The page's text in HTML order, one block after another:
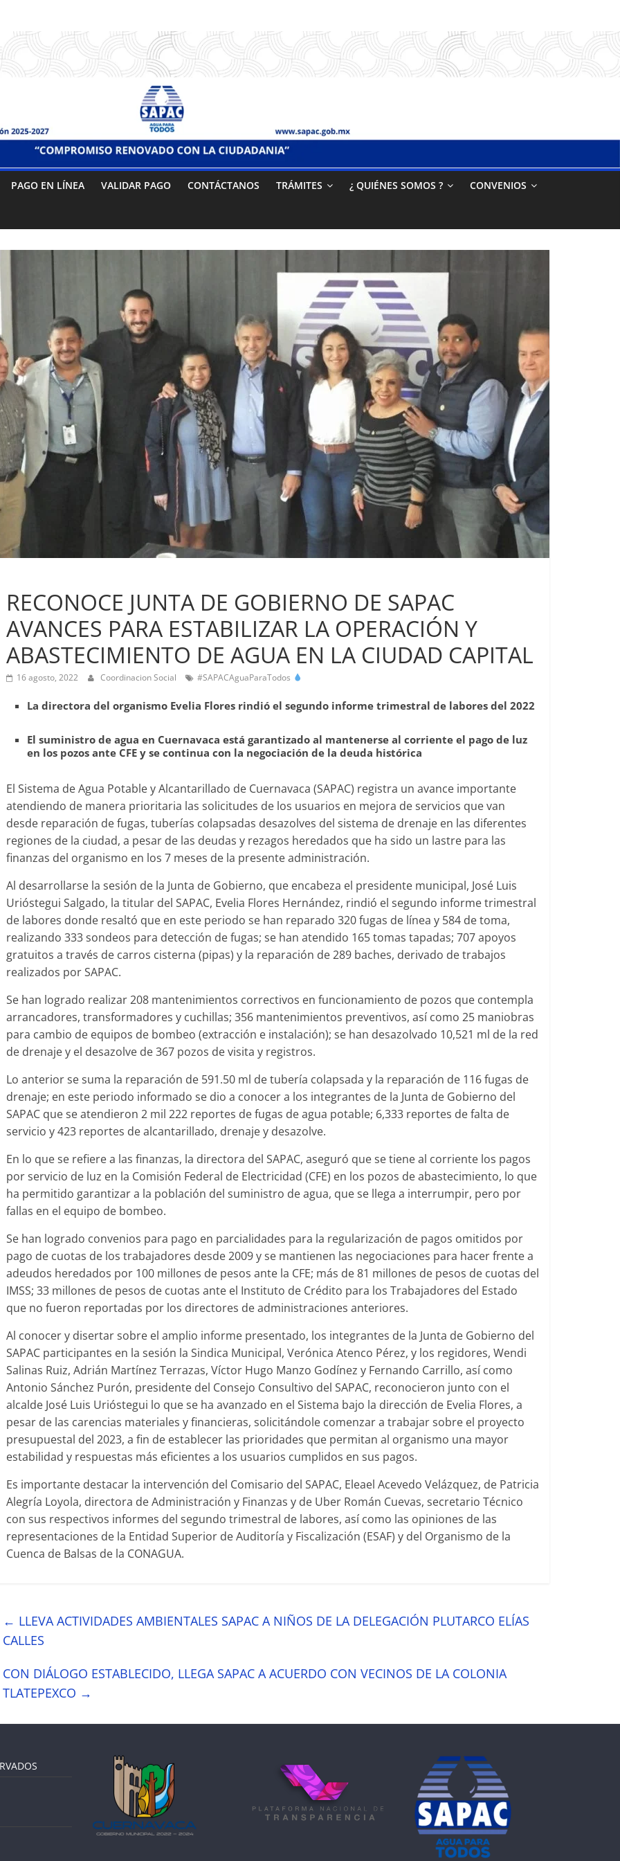
PAGO EN LÍNEA VALIDAR PAGO CONTÁCTANOS TRÁMITES ¿ QUIÉNES SOMOS ? CONVENIOS
RECONOCE JUNTA DE GOBIERNO DE SAPAC
AVANCES PARA ESTABILIZAR LA OPERACIÓN Y
ABASTECIMIENTO DE AGUA EN LA CIUDAD CAPITAL
16 agosto, 2022 Coordinacion Social #SAPACAguaParaTodos
La directora del organismo Evelia Flores rindió el segundo informe trimestral de labores del 2022
El suministro de agua en Cuernavaca está garantizado al mantenerse al corriente el pago de luz
en los pozos ante CFE y se continua con la negociación de la deuda histórica
El Sistema de Agua Potable y Alcantarillado de Cuernavaca (SAPAC) registra un avance importante
atendiendo de manera prioritaria las solicitudes de los usuarios en mejora de servicios que van
desde reparación de fugas, tuberías colapsadas desazolves del sistema de drenaje en las diferentes
regiones de la ciudad, a pesar de las deudas y rezagos heredados que ha sido un lastre para las
finanzas del organismo en los 7 meses de la presente administración.
Al desarrollarse la sesión de la Junta de Gobierno, que encabeza el presidente municipal, José Luis
Urióstegui Salgado, la titular del SAPAC, Evelia Flores Hernández, rindió el segundo informe trimestral
de labores donde resaltó que en este periodo se han reparado 320 fugas de línea y 584 de toma,
realizando 333 sondeos para detección de fugas; se han atendido 165 tomas tapadas; 707 apoyos
gratuitos a través de carros cisterna (pipas) y la reparación de 289 baches, derivado de trabajos
realizados por SAPAC.
Se han logrado realizar 208 mantenimientos correctivos en funcionamiento de pozos que contempla
arrancadores, transformadores y cuchillas; 356 mantenimientos preventivos, así como 25 maniobras
para cambio de equipos de bombeo (extracción e instalación); se han desazolvado 10,521 ml de la red
de drenaje y el desazolve de 367 pozos de visita y registros.
Lo anterior se suma la reparación de 591.50 ml de tubería colapsada y la reparación de 116 fugas de
drenaje; en este periodo informado se dio a conocer a los integrantes de la Junta de Gobierno del
SAPAC que se atendieron 2 mil 222 reportes de fugas de agua potable; 6,333 reportes de falta de
servicio y 423 reportes de alcantarillado, drenaje y desazolve.
En lo que se refiere a las finanzas, la directora del SAPAC, aseguró que se tiene al corriente los pagos
por servicio de luz en la Comisión Federal de Electricidad (CFE) en los pozos de abastecimiento, lo que
ha permitido garantizar a la población del suministro de agua, que se llega a interrumpir, pero por
fallas en el equipo de bombeo.
Se han logrado convenios para pago en parcialidades para la regularización de pagos omitidos por
pago de cuotas de los trabajadores desde 2009 y se mantienen las negociaciones para hacer frente a
adeudos heredados por 100 millones de pesos ante la CFE; más de 81 millones de pesos de cuotas del
IMSS; 33 millones de pesos de cuotas ante el Instituto de Crédito para los Trabajadores del Estado
que no fueron reportadas por los directores de administraciones anteriores.
Al conocer y disertar sobre el amplio informe presentado, los integrantes de la Junta de Gobierno del
SAPAC participantes en la sesión la Sindica Municipal, Verónica Atenco Pérez, y los regidores, Wendi
Salinas Ruiz, Adrián Martínez Terrazas, Víctor Hugo Manzo Godínez y Fernando Carrillo, así como
Antonio Sánchez Purón, presidente del Consejo Consultivo del SAPAC, reconocieron junto con el
alcalde José Luis Urióstegui lo que se ha avanzado en el Sistema bajo la dirección de Evelia Flores, a
pesar de las carencias materiales y financieras, solicitándole comenzar a trabajar sobre el proyecto
presupuestal del 2023, a fin de establecer las prioridades que permitan al organismo una mayor
estabilidad y respuestas más eficientes a los usuarios cumplidos en sus pagos.
Es importante destacar la intervención del Comisario del SAPAC, Eleael Acevedo Velázquez, de Patricia
Alegría Loyola, directora de Administración y Finanzas y de Uber Román Cuevas, secretario Técnico
con sus respectivos informes del segundo trimestral de labores, así como las opiniones de las
representaciones de la Entidad Superior de Auditoría y Fiscalización (ESAF) y del Organismo de la
Cuenca de Balsas de la CONAGUA.
← LLEVA ACTIVIDADES AMBIENTALES SAPAC A NIÑOS DE LA DELEGACIÓN PLUTARCO ELÍAS
CALLES
CON DIÁLOGO ESTABLECIDO, LLEGA SAPAC A ACUERDO CON VECINOS DE LA COLONIA
TLATEPEXCO →